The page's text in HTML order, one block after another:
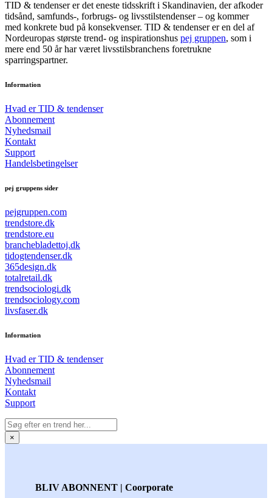
TID & tendenser er det eneste tidsskrift i Skandinavien, der afkoder
tidsånd, samfunds-, forbrugs- og livsstilstendenser – og kommer
med konkrete bud på konsekvenser. TID & tendenser er en del af
Nordeuropas største trend- og inspirationshus pej gruppen, som i
mere end 50 år har været livsstilsbranchens foretrukne
sparringspartner.
Information
Hvad er TID & tendenser
Abonnement
Nyhedsmail
Kontakt
Support
Handelsbetingelser
pej gruppens sider
pejgruppen.com
trendstore.dk
trendstore.eu
branchebladettoj.dk
tidogtendenser.dk
365design.dk
totalretail.dk
trendsociologi.dk
trendsociology.com
livsfaser.dk
Information
Hvad er TID & tendenser
Abonnement
Nyhedsmail
Kontakt
Support
×
BLIV ABONNENT | Coorporate